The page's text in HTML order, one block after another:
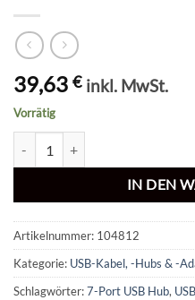
39,63 € inkl. MwSt.
Vorrätig
IN DEN
Artikelnummer: 104812
Kategorie: USB-Kabel, -Hubs & -
Schlagwörter:7-Port USB Hub,